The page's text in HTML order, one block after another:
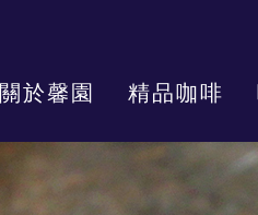
關於馨園 精品咖啡